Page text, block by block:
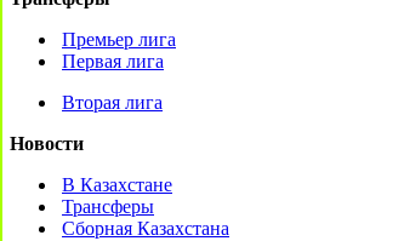
Премьер лига
Первая лига
Вторая лига
Новости
В Казахстане
Трансферы
Сборная Казахстана